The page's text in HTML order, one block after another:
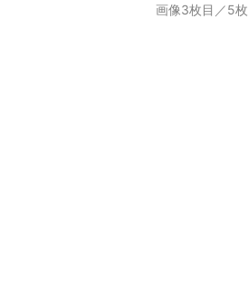
画像3枚目／5枚